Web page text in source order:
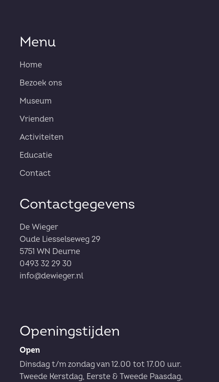
Menu
Home
Bezoek ons
Museum
Vrienden
Activiteiten
Educatie
Contact
Contactgegevens
De Wieger
Oude Liesselseweg 29
5751 WN Deurne
0493 32 29 30
info@dewieger.nl
Openingstijden
Open
Dinsdag t/m zondag van 12.00 tot 17.00 uur.
Tweede Kerstdag, Eerste & Tweede Paasdag,